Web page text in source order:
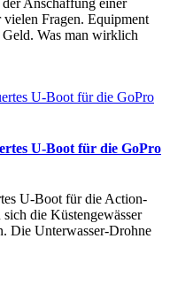
Anschaffung einer
vielen Fragen. Equipment
Geld. Was man wirklich
U-Boot für die GoPro
U-Boot für die Action-
die Küstengewässer
Die Unterwasser-Drohne